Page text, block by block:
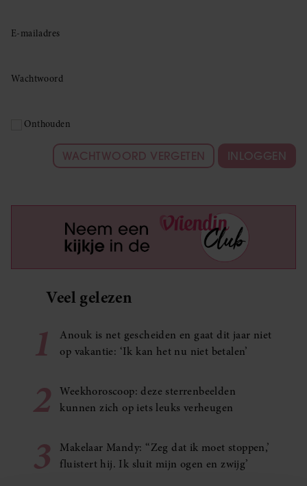
E-mailadres
Wachtwoord
Onthouden
WACHTWOORD VERGETEN INLOGGEN
Veel gelezen
1
Anouk is net gescheiden en gaat dit jaar niet
op vakantie: ‘Ik kan het nu niet betalen’
2
Weekhoroscoop: deze sterrenbeelden
kunnen zich op iets leuks verheugen
3
Makelaar Mandy: ‘‘Zeg dat ik moet stoppen,’
fluistert hij. Ik sluit mijn ogen en zwijg’